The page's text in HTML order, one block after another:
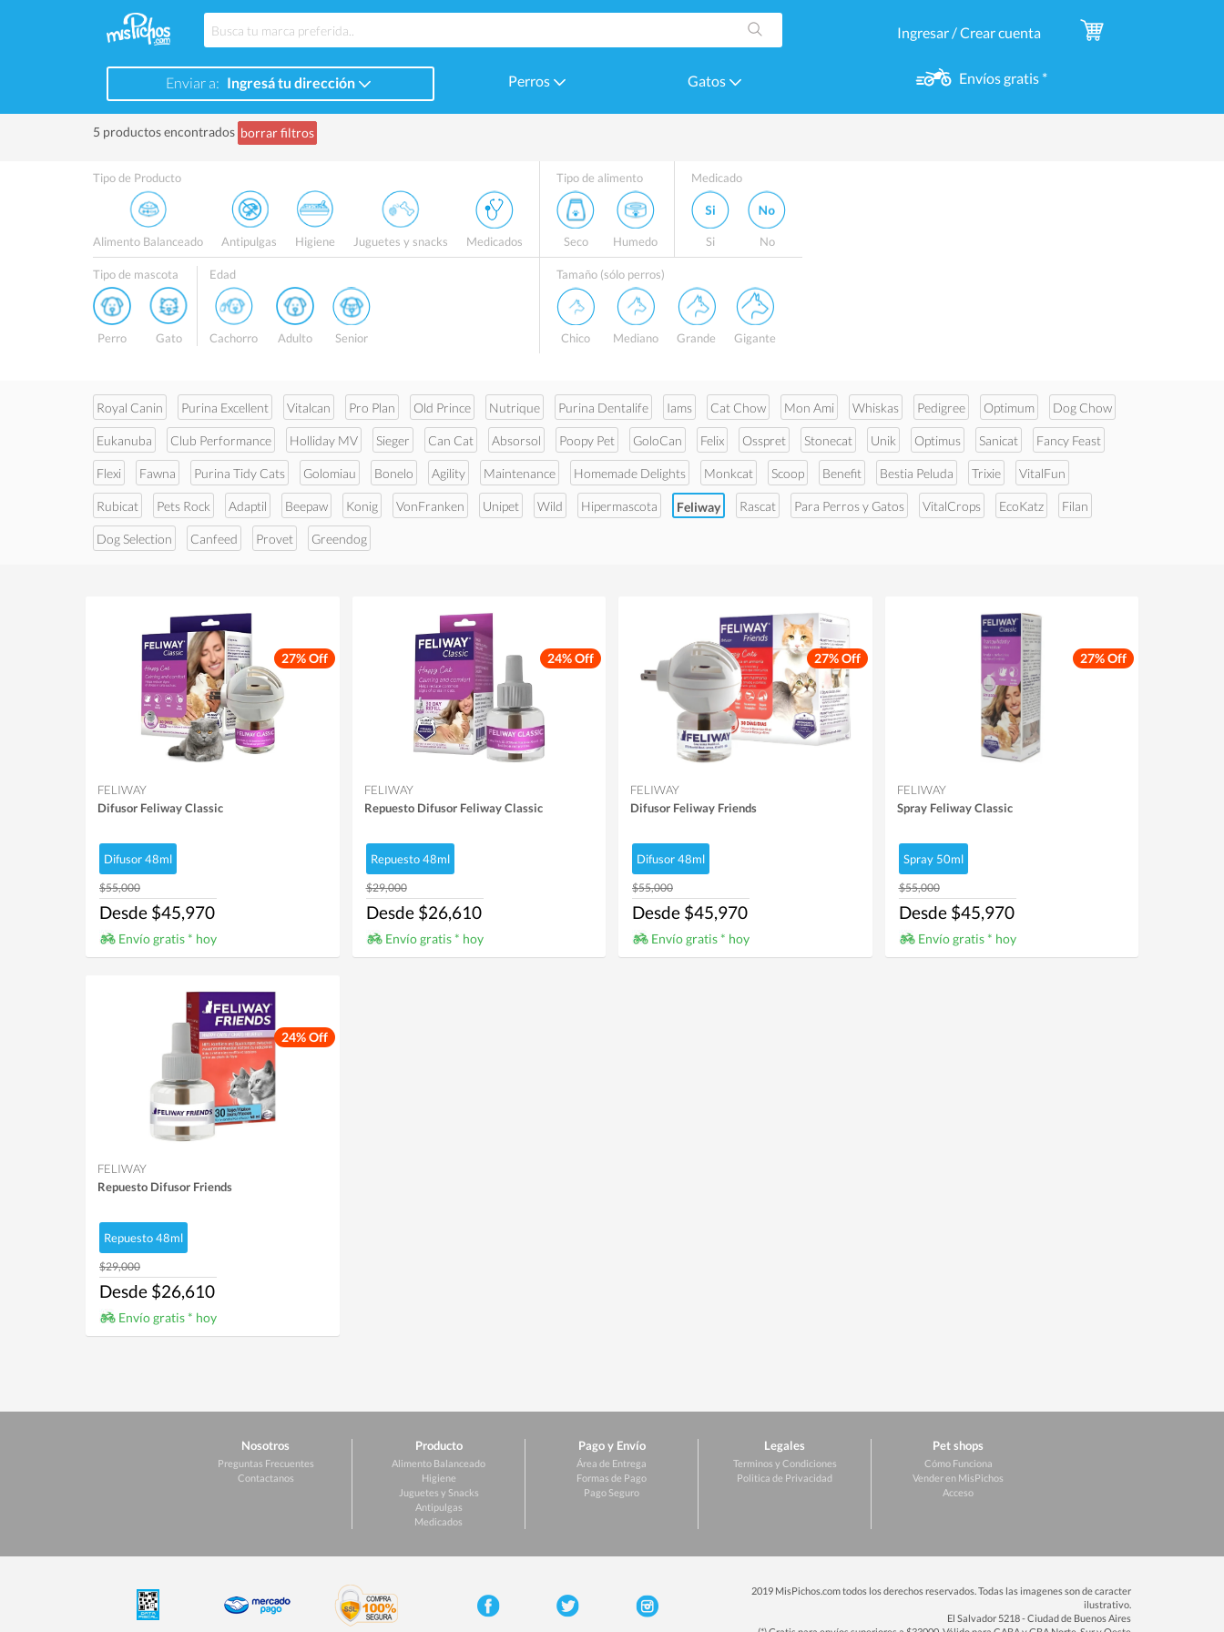
Ingresar / Crear cuenta
Enviar a: Ingresá tu dirección Perros Gatos Envíos gratis *
5 productos encontrados borrar filtros
Tipo de Producto
Alimento Balanceado Antipulgas Higiene Juguetes y snacks Medicados
Tipo de alimento
Seco Humedo
Medicado
Si No
Tipo de mascota
Perro Gato
Edad
Cachorro Adulto Senior
Tamaño (sólo perros)
Chico Mediano Grande Gigante
Royal Canin Purina Excellent Vitalcan Pro Plan Old Prince Nutrique Purina Dentalife Iams Cat Chow Mon Ami Whiskas Pedigree Optimum Dog Chow
Eukanuba Club Performance Holliday MV Sieger Can Cat Absorsol Poopy Pet GoloCan Felix Osspret Stonecat Unik Optimus Sanicat Fancy Feast
Flexi Fawna Purina Tidy Cats Golomiau Bonelo Agility Maintenance Homemade Delights Monkcat Scoop Benefit Bestia Peluda Trixie VitalFun
Rubicat Pets Rock Adaptil Beepaw Konig VonFranken Unipet Wild Hipermascota Feliway Rascat Para Perros y Gatos VitalCrops EcoKatz Filan
Dog Selection Canfeed Provet Greendog
27% Off
FELIWAY
Difusor Feliway Classic
Difusor 48ml
$55,000
Desde $45,970
Envío gratis * hoy
24% Off
FELIWAY
Repuesto Difusor Feliway Classic
Repuesto 48ml
$29,000
Desde $26,610
Envío gratis * hoy
27% Off
FELIWAY
Difusor Feliway Friends
Difusor 48ml
$55,000
Desde $45,970
Envío gratis * hoy
27% Off
FELIWAY
Spray Feliway Classic
Spray 50ml
$55,000
Desde $45,970
Envío gratis * hoy
24% Off
FELIWAY
Repuesto Difusor Friends
Repuesto 48ml
$29,000
Desde $26,610
Envío gratis * hoy
Nosotros
Preguntas Frecuentes
Contactanos
Producto
Alimento Balanceado
Higiene
Juguetes y Snacks
Antipulgas
Medicados
Pago y Envío
Área de Entrega
Formas de Pago
Pago Seguro
Legales
Terminos y Condiciones
Politica de Privacidad
Pet shops
Cómo Funciona
Vender en MisPichos
Acceso
2019 MisPichos.com todos los derechos reservados. Todas las imagenes son de caracter
ilustrativo.
El Salvador 5218 - Ciudad de Buenos Aires